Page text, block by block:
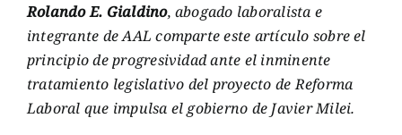
Rolando E. Gialdino, abogado laboralista e
integrante de AAL comparte este artículo sobre el
principio de progresividad ante el inminente
tratamiento legislativo del proyecto de Reforma
Laboral que impulsa el gobierno de Javier Milei.